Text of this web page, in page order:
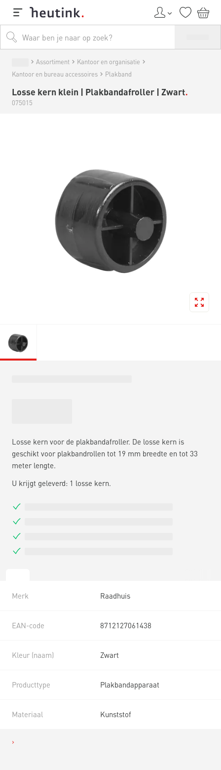
Assortiment
Kantoor en organisatie
Kantoor en bureau accessoires
Plakband
Losse kern klein | Plakbandafroller | Zwart
075015
Losse kern voor de plakbandafroller. De losse kern is
geschikt voor plakbandrollen tot 19 mm breedte en tot 33
meter lengte.
U krijgt geleverd: 1 losse kern.
Merk Raadhuis
EAN-code 8712127061438
Kleur (naam) Zwart
Producttype Plakbandapparaat
Materiaal Kunststof